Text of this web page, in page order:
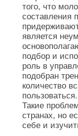
того, что
составления
является
подбор и
роль в
подобран
количество
Такие
странах, но
себе и